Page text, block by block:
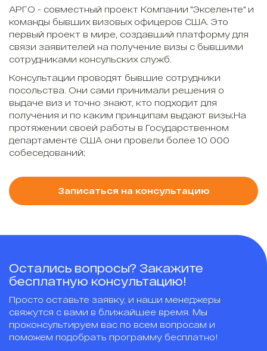
АРГО - совместный проект Компании "Экселенте" и
команды бывших визовых офицеров США. Это
первый проект в мире, создавший платформу для
связи заявителей на получение визы с бывшими
сотрудниками консульских служб.
Консультации проводят бывшие сотрудники
посольства. Они сами принимали решения о
выдаче виз и точно знают, кто подходит для
получения и по каким принципам выдают визы;На
протяжении своей работы в Государственном
департаменте США они провели более 10 000
собеседований;
Записаться на консультацию
Остались вопросы? Закажите
бесплатную консультацию!
Просто оставьте заявку, и наши менеджеры
свяжутся с вами в ближайшее время. Мы
проконсультируем вас по всем вопросам и
поможем подобрать программу бесплатно!